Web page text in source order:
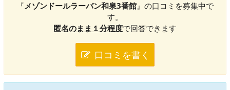
『メゾンドールラーバン和泉3番館』の口コミを募集中で
す。
匿名のまま１分程度で回答できます
口コミを書く